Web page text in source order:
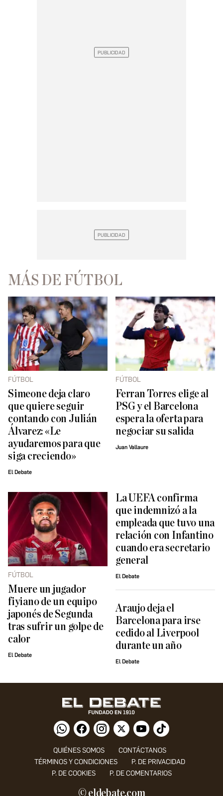
MÁS DE FÚTBOL
FÚTBOL
Simeone deja claro
que quiere seguir
contando con Julián
Álvarez: «Le
ayudaremos para que
siga creciendo»
El Debate
FÚTBOL
Ferran Torres elige al
PSG y el Barcelona
espera la oferta para
negociar su salida
Juan Vallaure
FÚTBOL
Muere un jugador
fiyiano de un equipo
japonés de Segunda
tras sufrir un golpe de
calor
El Debate
La UEFA confirma
que indemnizó a la
empleada que tuvo una
relación con Infantino
cuando era secretario
general
El Debate
Araujo deja el
Barcelona para irse
cedido al Liverpool
durante un año
El Debate
QUIÉNES SOMOS
CONTÁCTANOS
TÉRMINOS Y CONDICIONES
P. DE PRIVACIDAD
P. DE COOKIES
P. DE COMENTARIOS
© eldebate.com